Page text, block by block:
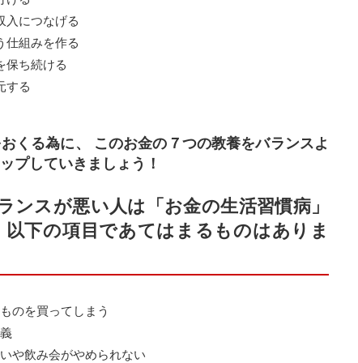
につなげる
組みを作る
ち続ける
する
くる為に、 このお金の７つの教養をバランスよ
プしていきましょう！
ンスが悪い人は「お金の生活習慣病」
下の項目であてはまるものはありま
のを買ってしまう
や飲み会がやめられない